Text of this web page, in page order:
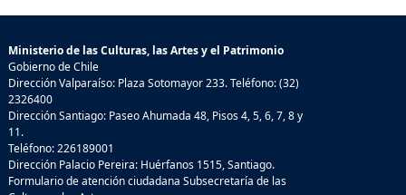
Ministerio de las Culturas, las Artes y el Patrimonio
Gobierno de Chile
Dirección Valparaíso: Plaza Sotomayor 233. Teléfono: (32)
2326400
Dirección Santiago: Paseo Ahumada 48, Pisos 4, 5, 6, 7, 8 y
11.
Teléfono: 226189001
Dirección Palacio Pereira: Huérfanos 1515, Santiago.
Formulario de atención ciudadana Subsecretaría de las